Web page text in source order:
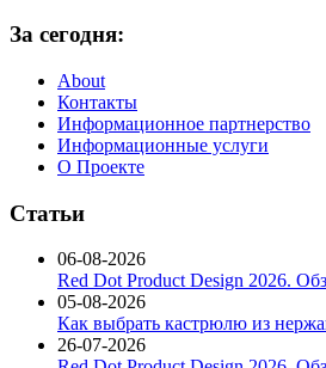
За сегодня:
About
Контакты
Информационное партнерство
Информационные услуги
О Проекте
Статьи
06-08-2026
Red Dot Product Design 2026.
05-08-2026
Как выбрать кастрюлю из
26-07-2026